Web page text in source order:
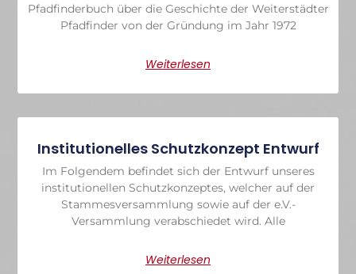
Pfadfinderbuch über die Geschichte der Weiterstädter
Pfadfinder von der Gründung im Jahr 1972
Weiterlesen
Institutionelles Schutzkonzept Entwurf
Im Folgendem befindet sich der Entwurf unseres
institutionellen Schutzkonzeptes, welcher auf der
Stammesversammlung sowie auf der e.V.-
Versammlung verabschiedet wird. Alle
Weiterlesen